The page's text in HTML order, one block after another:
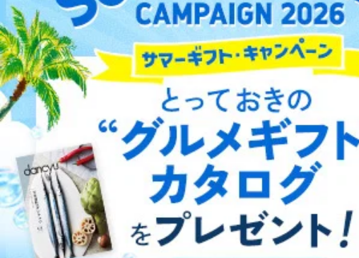
申請書類に同封してください。
(郵便局にお支払いいただく手数料は申請者のご負担
です。また、郵便定額小為替は無記名でお願いしま
す。) なお、郵送料は郵便定額小為替に代えて同額
分の切手でお支払いいただくこともできます。
E.開示等の求めに対する回答方法
申請者の申請書面記載宛に書面（eメール含む）によっ
て回答いたします。書面以外での方法による回答をご希
望される方は、手続き時にその旨ご連絡ください。
F.非開示事由について
以下の(1)～(7)に該当する場合は、非開示とさせていた
だきます。非開示を決定した場合は、その旨、理由を付
記して通知いたします。
(1)申請書に記載されている住所、本人確認のための書
類に記載されている住所、当社に登録されている住所が
総合案内
アフィリエイト 採用情報
プレスリリース お問い合わせ
利用規約プライバシーポリシー 特定商取引法に基づく表示
出版社の皆様へ
投資家の皆様へサイトマップ